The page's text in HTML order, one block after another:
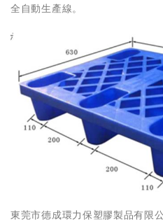
全自動生產線。
東莞市德成環力保塑膠製品有限